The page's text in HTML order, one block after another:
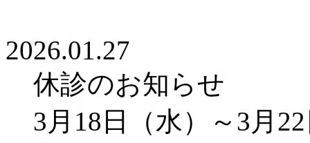
2026.01.27
休診のお知らせ
3月18日（水）～3月